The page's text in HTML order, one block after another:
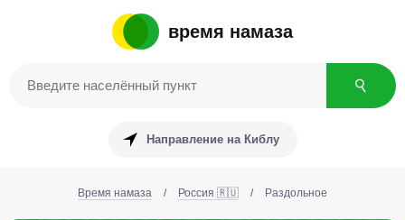
время намаза
Направление на Киблу
Время намаза / Россия 🇷🇺 / Раздольное